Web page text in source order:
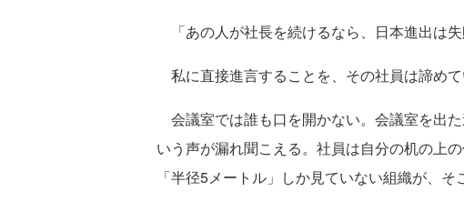
「あの人が社長を続けるなら、日本進出は失
私に直接進言することを、その社員は諦めて
会議室では誰も口を開かない。会議室を出
いう声が漏れ聞こえる。社員は自分の机の上
「半径5メートル」しか見ていない組織が、そ